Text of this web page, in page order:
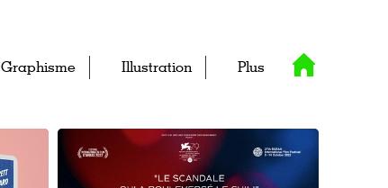
Graphisme Illustration Plus